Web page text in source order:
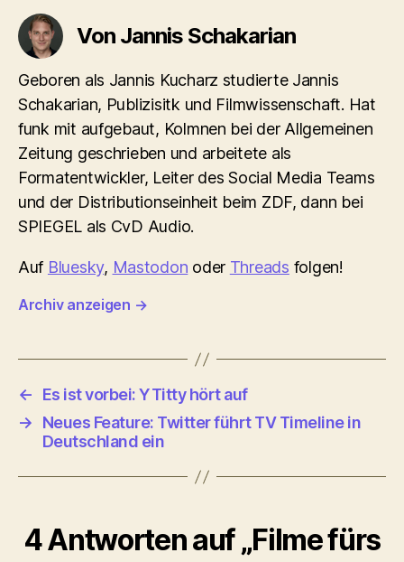
Von Jannis Schakarian
Geboren als Jannis Kucharz studierte Jannis
Schakarian, Publizisitk und Filmwissenschaft. Hat
funk mit aufgebaut, Kolmnen bei der Allgemeinen
Zeitung geschrieben und arbeitete als
Formatentwickler, Leiter des Social Media Teams
und der Distributionseinheit beim ZDF, dann bei
SPIEGEL als CvD Audio.
Auf Bluesky, Mastodon oder Threads folgen!
Archiv anzeigen →
←
Es ist vorbei: YTitty hört auf
→
Neues Feature: Twitter führt TV Timeline in
Deutschland ein
4 Antworten auf „Filme fürs